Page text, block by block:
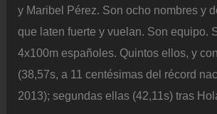
y Maribel Pérez. Son ocho nombres y
que laten fuerte y vuelan. Son equipo.
4x100m españoles. Quintos ellos, y
(38,57s, a 11 centésimas del récord
2013); segundas ellas (42,11s) tras